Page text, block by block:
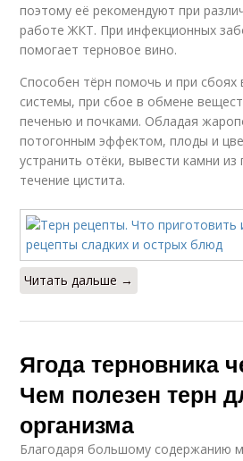
поэтому её рекомендуют при
работе ЖКТ. При инфекционных
помогает терновое вино.
Способен тёрн помочь и при сбоях
системы, при сбое в обмене
печенью и почками. Обладая
потогонным эффектом, плоды и
устранить отёки, вывести камни из
течение цистита.
Читать дальше →
Ягода терновника
Чем полезен терн
организма
Благодаря большому содержанию